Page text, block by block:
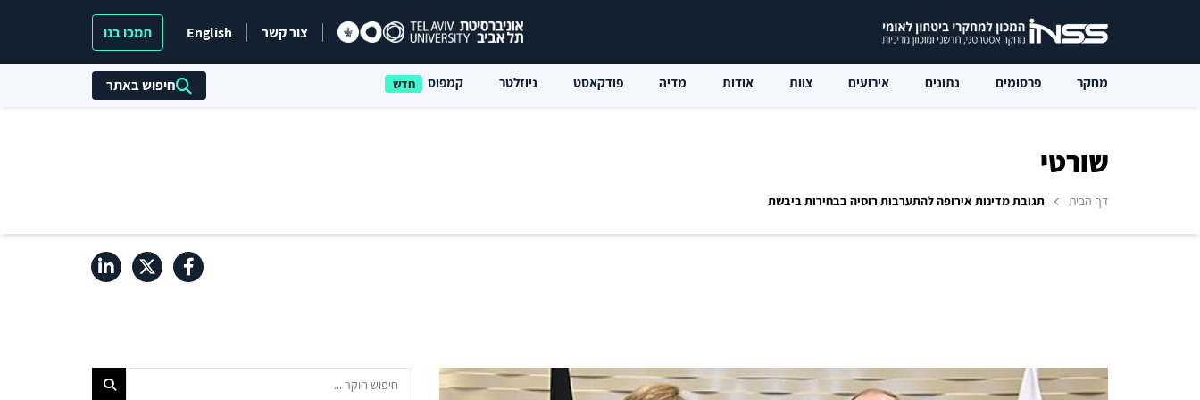
צור קשר English תמכו בנו
מחקר פרסומים נתונים אירועים צוות אודות מדיה פודקאסט ניוזלטר קמפוס חיפוש באתר
שורטי
דף הבית תגובת מדינות אירופה להתערבות רוסיה בבחירות ביבשת